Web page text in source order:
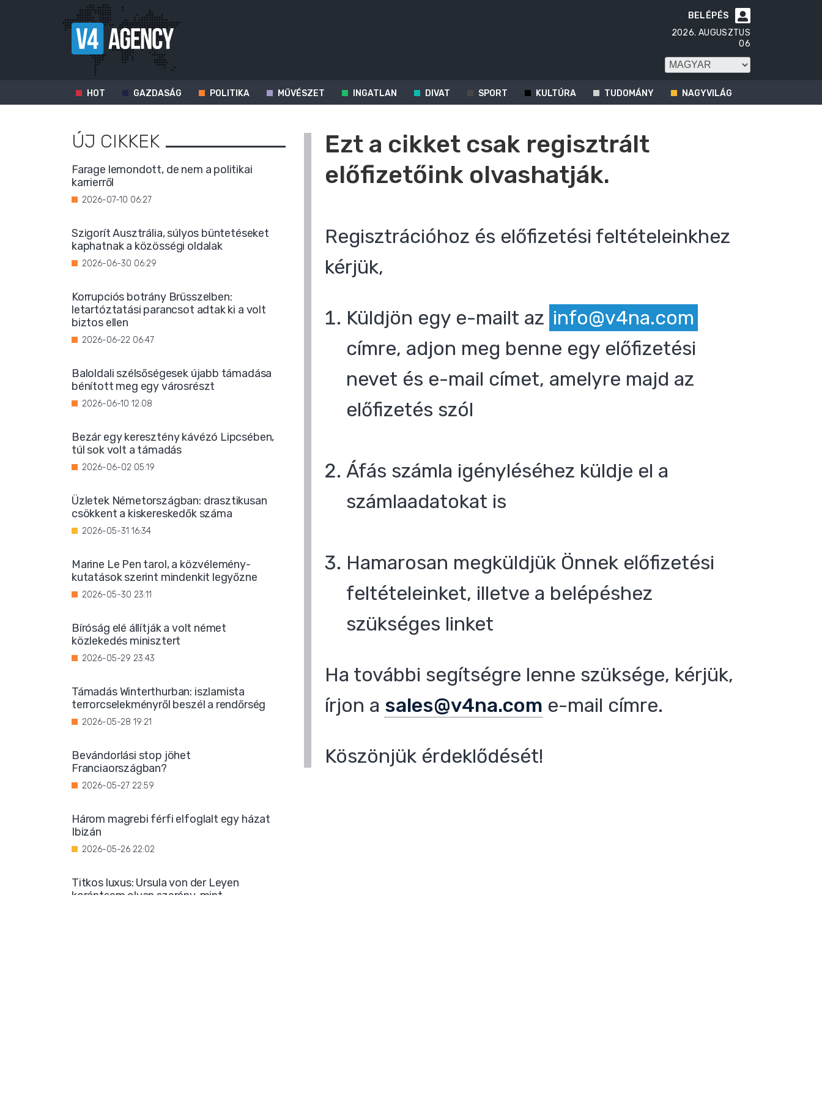

BELÉPÉS
2026. AUGUSZTUS
06
HOT GAZDASÁG POLITIKA MŰVÉSZET INGATLAN DIVAT SPORT KULTÚRA TUDOMÁNY NAGYVILÁG
Ezt a cikket csak regisztrált
előfizetőink olvashatják.
Regisztrációhoz és előfizetési feltételeinkhez
kérjük,
Küldjön egy e-mailt az info@v4na.com
címre, adjon meg benne egy előfizetési
nevet és e-mail címet, amelyre majd az
előfizetés szól
Áfás számla igényléséhez küldje el a
számlaadatokat is
Hamarosan megküldjük Önnek előfizetési
feltételeinket, illetve a belépéshez
szükséges linket
Ha további segítségre lenne szüksége, kérjük,
írjon a sales@v4na.com e-mail címre.
Köszönjük érdeklődését!
ÚJ CIKKEK
Farage lemondott, de nem a politikai
karrierről
2026-07-10 06:27
Szigorít Ausztrália, súlyos büntetéseket
kaphatnak a közösségi oldalak
2026-06-30 06:29
Korrupciós botrány Brüsszelben:
letartóztatási parancsot adtak ki a volt
biztos ellen
2026-06-22 06:47
Baloldali szélsőségesek újabb támadása
bénított meg egy városrészt
2026-06-10 12:08
Bezár egy keresztény kávézó Lipcsében,
túl sok volt a támadás
2026-06-02 05:19
Üzletek Németországban: drasztikusan
csökkent a kiskereskedők száma
2026-05-31 16:34
Marine Le Pen tarol, a közvélemény-
kutatások szerint mindenkit legyőzne
2026-05-30 23:11
Bíróság elé állítják a volt német
közlekedés minisztert
2026-05-29 23:43
Támadás Winterthurban: iszlamista
terrorcselekményről beszél a rendőrség
2026-05-28 19:21
Bevándorlási stop jöhet
Franciaországban?
2026-05-27 22:59
Három magrebi férfi elfoglalt egy házat
Ibizán
2026-05-26 22:02
Titkos luxus: Ursula von der Leyen
korántsem olyan szerény, mint